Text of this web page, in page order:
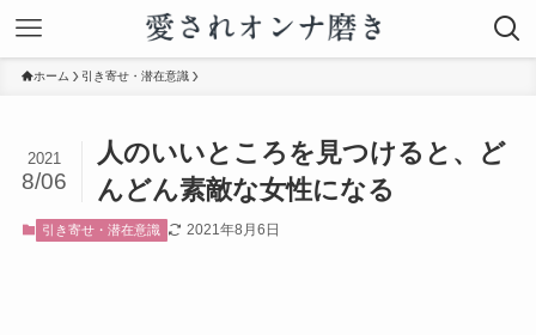
ホーム 引き寄せ・潜在意識
人のいいところを見つけると、ど
んどん素敵な女性になる
2021
8/06
引き寄せ・潜在意識 2021年8月6日